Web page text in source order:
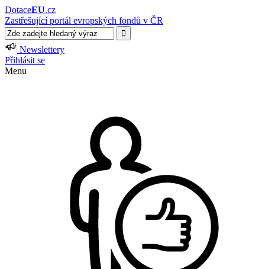
DotaceEU.cz
Zastřešující portál evropských fondů v ČR
Newslettery
Přihlásit se
Menu